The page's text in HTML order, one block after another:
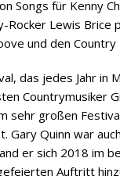
Songs für Kenny
Rocker Lewis Brice
und den Country
das jedes Jahr in
Countrymusiker
sehr großen
Gary Quinn war
er sich 2018 im
Auftritt